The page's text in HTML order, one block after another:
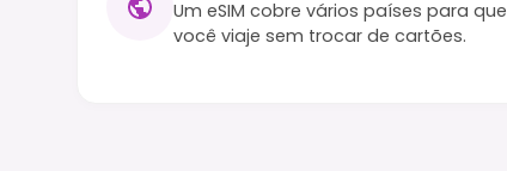
Um eSIM cobre vários países para que
você viaje sem trocar de cartões.